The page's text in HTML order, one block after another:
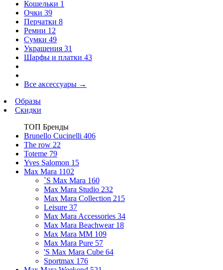
Кошельки 1
Очки 39
Перчатки 8
Ремни 12
Сумки 49
Украшения 31
Шарфы и платки 43
Все аксессуары →
Образы
Скидки
ТОП Бренды
Brunello Cucinelli 406
The row 22
Toteme 79
Yves Salomon 15
Max Mara 1102
`S Max Mara 160
Max Mara Studio 232
Max Mara Collection 215
Leisure 37
Max Mara Accessories 34
Max Mara Beachwear 18
Max Mara MM 109
Max Mara Pure 57
'S Max Mara Cube 64
Sportmax 176